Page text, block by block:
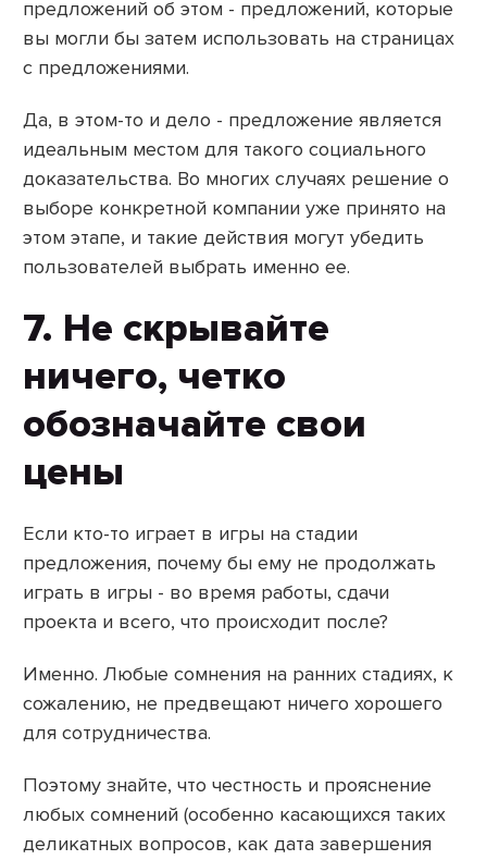
предложений об этом - предложений, которые
вы могли бы затем использовать на страницах
с предложениями.
Да, в этом-то и дело - предложение является
идеальным местом для такого социального
доказательства. Во многих случаях решение о
выборе конкретной компании уже принято на
этом этапе, и такие действия могут убедить
пользователей выбрать именно ее.
7. Не скрывайте
ничего, четко
обозначайте свои
цены
Если кто-то играет в игры на стадии
предложения, почему бы ему не продолжать
играть в игры - во время работы, сдачи
проекта и всего, что происходит после?
Именно. Любые сомнения на ранних стадиях, к
сожалению, не предвещают ничего хорошего
для сотрудничества.
Поэтому знайте, что честность и прояснение
любых сомнений (особенно касающихся таких
деликатных вопросов, как дата завершения